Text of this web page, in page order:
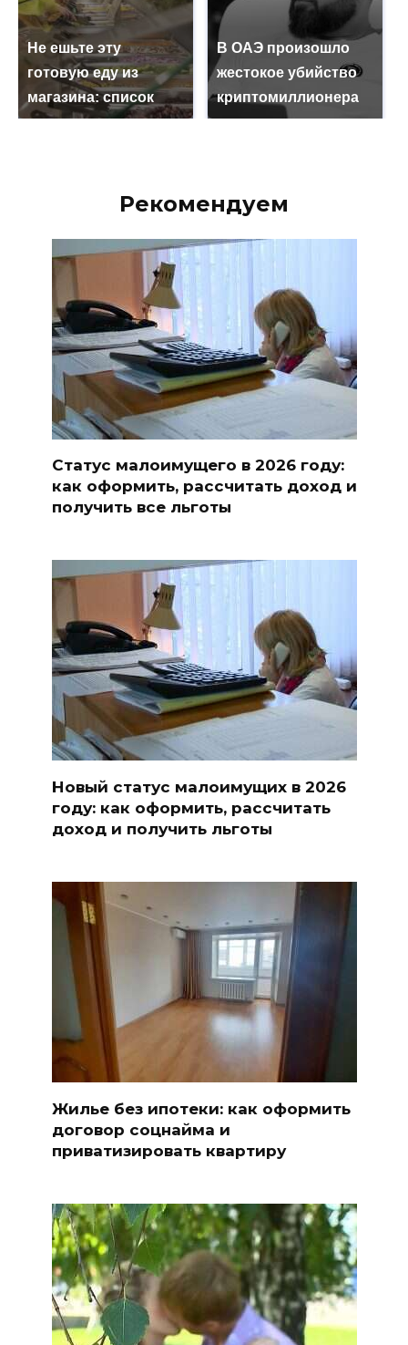
Не ешьте эту
готовую еду из
магазина: список
В ОАЭ произошло
жестокое убийство
криптомиллионера
Рекомендуем
Статус малоимущего в 2026 году:
как оформить, рассчитать доход и
получить все льготы
Новый статус малоимущих в 2026
году: как оформить, рассчитать
доход и получить льготы
Жилье без ипотеки: как оформить
договор соцнайма и
приватизировать квартиру